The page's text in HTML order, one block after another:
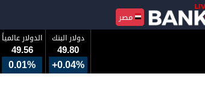
دولار البنك
49.80
+0.04%
الدولار عالمياً
49.56
0.01%